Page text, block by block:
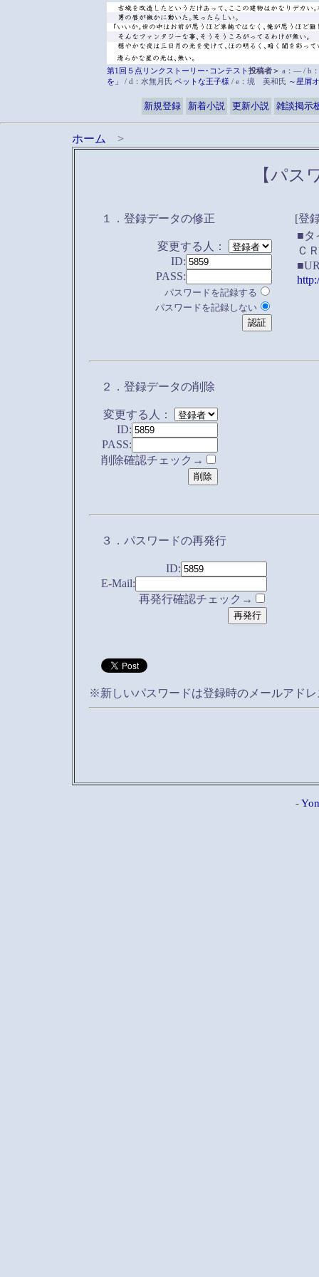
第1回５点リンクストーリー･コンテスト投稿者＞ a：― / b
を」
/ d：水無月氏 ペットな王子様 / e：境 美和氏 ～星屑
新規登録 新着小説 更新小説 雑談掲示
ホーム >
【パス
１．登録データの修正
変更する人：
ID:
PASS:
パスワードを記録する
パスワードを記録しない
[登
■タ
Ｃ
２．登録データの削除
変更する人：
ID:
PASS:
削除確認チェック→
３．パスワードの再発行
ID:
E-Mail:
再発行確認チェック→
※新しいパスワードは登録時のメールアド
-